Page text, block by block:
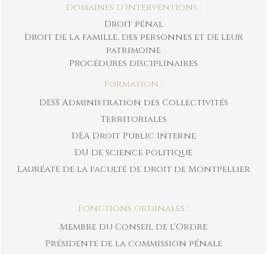
Domaines d'interventions :
Droit pénal
Droit de la famille, des personnes et de leur
patrimoine
Procédures disciplinaires
Formation :
DESS Administration des Collectivités
Territoriales
DEA Droit Public Interne
DU de science politique
Lauréate de la faculté de droit de Montpellier
Fonctions ordinales :
Membre du Conseil de l'Ordre
Présidente de la commission pénale